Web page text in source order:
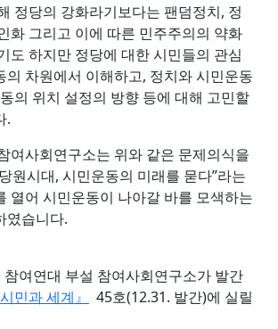
정당의 강화라기보다는 팬덤정치, 정
화 그리고 이에 따른 민주주의의 약화
도 하지만 정당에 대한 시민들의 관심
의 차원에서 이해하고, 정치와 시민운동
의 위치 설정의 방향 등에 대해 고민할
.
여사회연구소는 위와 같은 문제의식을
원시대, 시민운동의 미래를 묻다”라는
열어 시민운동이 나아갈 바를 모색하는
였습니다.
여연대 부설 참여사회연구소가 발간
시민과 세계』
45호(12.31. 발간)에 실릴